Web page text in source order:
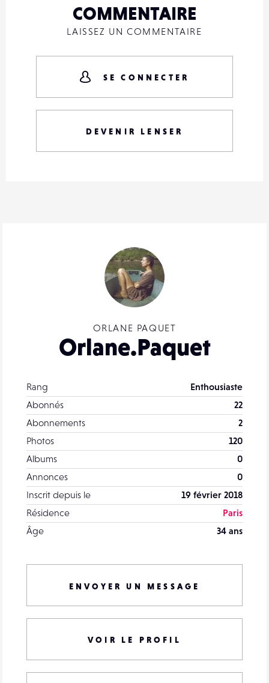
ORLANE PAQUET
Orlane.Paquet
Rang
Enthousiaste
Abonnés
22
Abonnements
2
Photos
120
Albums
0
Annonces
0
Inscrit depuis le
19 février 2018
Résidence
Paris
Âge
34 ans
ENVOYER UN MESSAGE
VOIR LE PROFIL
COMMENTAIRE
LAISSEZ UN COMMENTAIRE
SE CONNECTER
DEVENIR LENSER